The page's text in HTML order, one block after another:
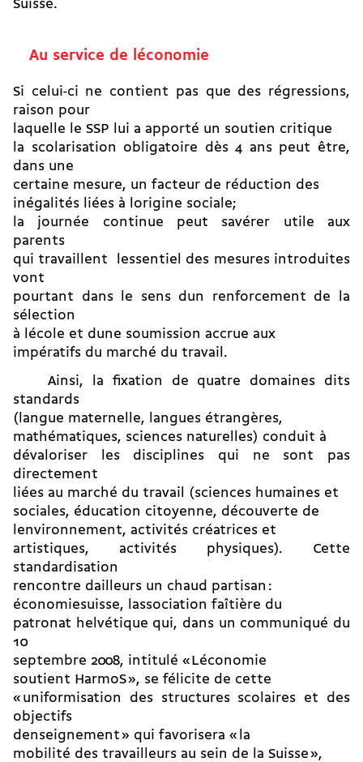
Suisse.
Au service de léconomie
Si celui-ci ne contient pas que des régressions,
raison pour
laquelle le SSP lui a apporté un soutien critique 
la scolarisation obligatoire dès 4 ans peut être,
dans une
certaine mesure, un facteur de réduction des
inégalités liées à lorigine sociale;
la journée continue peut savérer utile aux
parents
qui travaillent  lessentiel des mesures introduites
vont
pourtant dans le sens dun renforcement de la
sélection
à lécole et dune soumission accrue aux
impératifs du marché du travail.
Ainsi, la fixation de quatre domaines dits
standards
(langue maternelle, langues étrangères,
mathématiques, sciences naturelles) conduit à
dévaloriser les disciplines qui ne sont pas
directement
liées au marché du travail (sciences humaines et
sociales, éducation citoyenne, découverte de
lenvironnement, activités créatrices et
artistiques, activités physiques). Cette
standardisation
rencontre dailleurs un chaud partisan :
économiesuisse, lassociation faîtière du
patronat helvétique qui, dans un communiqué du
10
septembre 2008, intitulé « Léconomie
soutient HarmoS », se félicite de cette
« uniformisation des structures scolaires et des
objectifs
denseignement » qui favorisera « la
mobilité des travailleurs au sein de la Suisse »,